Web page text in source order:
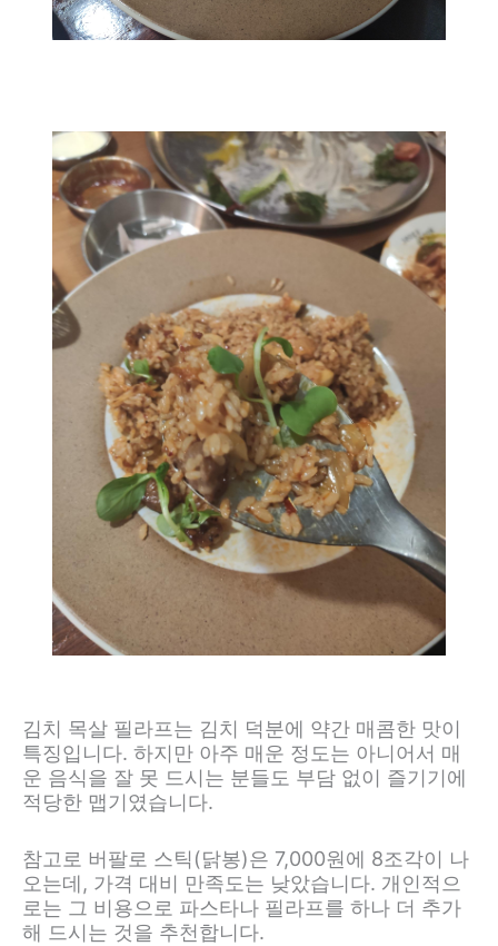
김치 목살 필라프는 김치 덕분에 약간 매콤한 맛이
특징입니다. 하지만 아주 매운 정도는 아니어서 매
운 음식을 잘 못 드시는 분들도 부담 없이 즐기기에
적당한 맵기였습니다.
참고로 버팔로 스틱(닭봉)은 7,000원에 8조각이 나
오는데, 가격 대비 만족도는 낮았습니다. 개인적으
로는 그 비용으로 파스타나 필라프를 하나 더 추가
해 드시는 것을 추천합니다.